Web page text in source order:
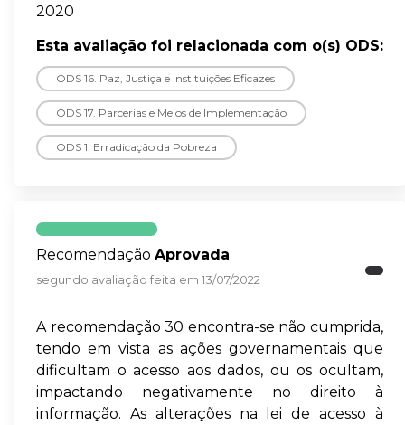
2020
Esta avaliação foi relacionada com o(s) ODS:
ODS 16. Paz, Justiça e Instituições Eficazes
ODS 17. Parcerias e Meios de Implementação
ODS 1. Erradicação da Pobreza
Recomendação Aprovada
segundo avaliação feita em 13/07/2022
A recomendação 30 encontra-se não cumprida,
tendo em vista as ações governamentais que
dificultam o acesso aos dados, ou os ocultam,
impactando negativamente no direito à
informação. As alterações na lei de acesso à